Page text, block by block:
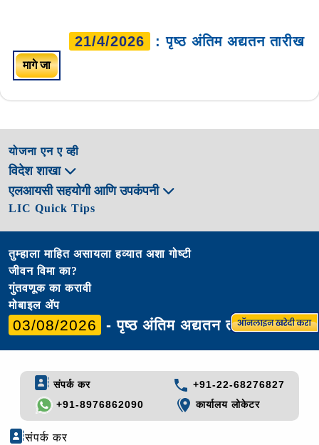
21/4/2026 : पृष्ठ अंतिम अद्यतन तारीख
मागे जा
योजना एन ए व्ही
विदेश शाखा
एलआयसी सहयोगी आणि उपकंपनी
LIC Quick Tips
तुम्हाला माहित असायला हव्यात अशा गोष्टी
जीवन विमा का?
गुंतवणूक का करावी
मोबाइल ॲप
03/08/2026 - पृष्ठ अंतिम अद्यतन तारीख
संपर्क कर
+91-22-68276827
+91-8976862090
कार्यालय लोकेटर
संपर्क कर